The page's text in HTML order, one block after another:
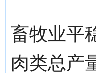
畜牧业平
肉类总产